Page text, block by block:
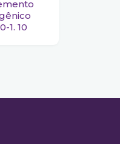
1. 10